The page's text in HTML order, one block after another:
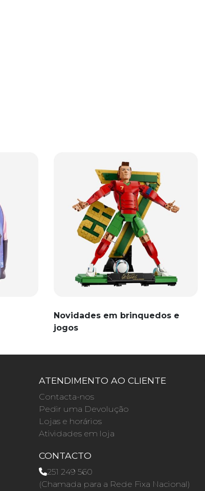
Novidades em brinquedos e
jogos
ATENDIMENTO AO CLIENTE
Contacta-nos
Pedir uma Devolução
Lojas e horários
Atividades em loja
CONTACTO
251 249 560
(Chamada para a Rede Fixa Nacional)